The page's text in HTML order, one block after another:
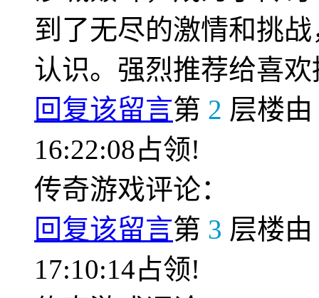
到了无尽的激情和挑
认识。强烈推荐给喜
回复该留言第 2 层楼由
16:22:08占领!
传奇游戏评论：
回复该留言第 3 层楼由
17:10:14占领!